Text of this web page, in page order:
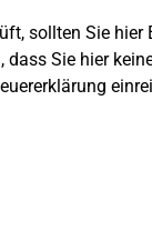
sollten Sie hier
Sie hier